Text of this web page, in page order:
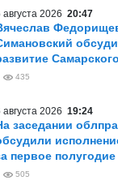
августа 2026 20:47
435
августа 2026 19:24
заседании
первое полугодие
505